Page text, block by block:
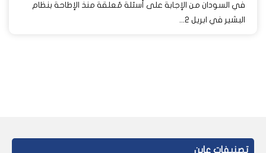
في السودان من الإجابة على أسئلة مُعلقة منذ الإطاحة بنظام
البشير في ابريل 2...
تصنيفات عاين